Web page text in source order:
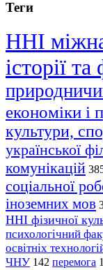
Теги
ННІ
історії
економіки і
культури,
української
комунікацій
соціальної
іноземних мов
ННІ фізичної
психологічний
освітніх
ЧНУ 142 перемога